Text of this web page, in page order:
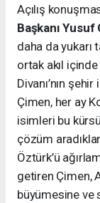
Açılış
Başkanı Yusuf
daha da yukarı
ortak akıl
Divanı’nın
Çimen, her ay
isimleri bu
çözüm
Öztürk’ü
getiren Çimen,
büyümesine